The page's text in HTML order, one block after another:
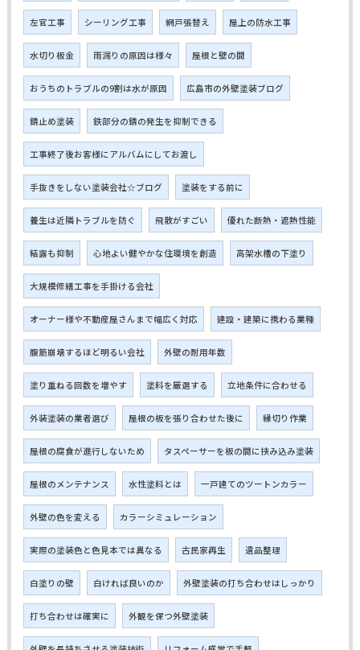
左官工事 シーリング工事 網戸張替え 屋上の防水工事
水切り板金 雨漏りの原因は様々 屋根と壁の間
おうちのトラブルの9割は水が原因 広島市の外壁塗装ブログ
錆止め塗装 鉄部分の錆の発生を抑制できる
工事終了後お客様にアルバムにしてお渡し
手抜きをしない塗装会社☆ブログ 塗装をする前に
養生は近隣トラブルを防ぐ 飛散がすごい 優れた断熱・遮熱性能
結露も抑制 心地よい健やかな住環境を創造 高架水槽の下塗り
大規模修繕工事を手掛ける会社
オーナー様や不動産屋さんまで幅広く対応 建設・建築に携わる業種
腹筋崩壊するほど明るい会社 外壁の耐用年数
塗り重ねる回数を増やす 塗料を厳選する 立地条件に合わせる
外装塗装の業者選び 屋根の板を張り合わせた後に 縁切り作業
屋根の腐食が進行しないため タスペーサーを板の間に挟み込み塗装
屋根のメンテナンス 水性塗料とは 一戸建てのツートンカラー
外壁の色を変える カラーシミュレーション
実際の塗装色と色見本では異なる 古民家再生 遺品整理
白塗りの壁 白ければ良いのか 外壁塗装の打ち合わせはしっかり
打ち合わせは確実に 外観を保つ外壁塗装